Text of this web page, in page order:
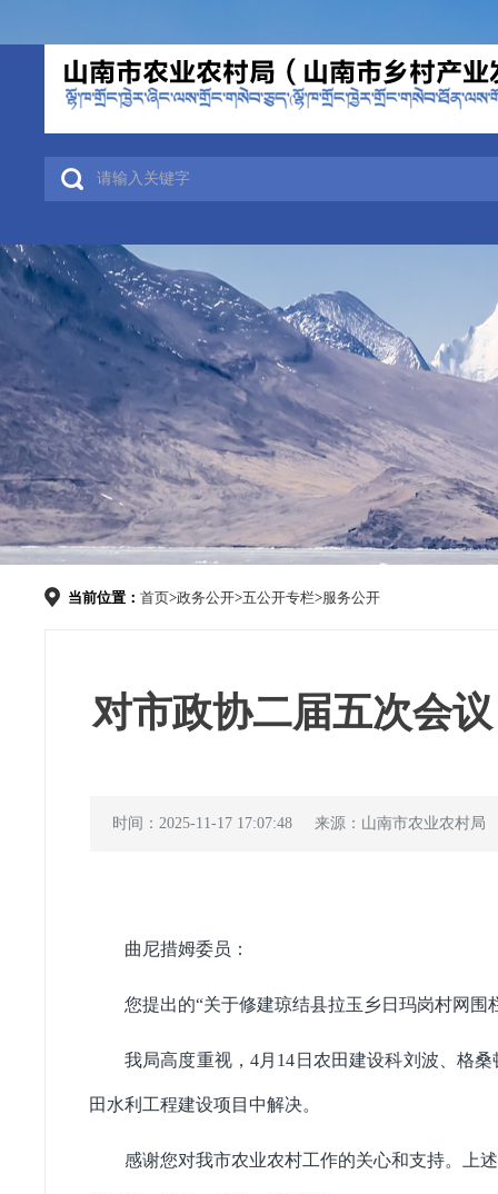
当前位置： 首页>政务公开>五公开专栏>服务公开
对市政协二届五次会
时间：2025-11-17 17:07:48 来源：山南市农业农村局
曲尼措姆委员 ：
您提出的“关于修建琼结县拉玉乡日玛岗村网围
我局高度重视，4月 14 日农田建设科刘波、格
田水利工程建设项目中解决。
感谢您对我市农业农村工作的关心和支持。上